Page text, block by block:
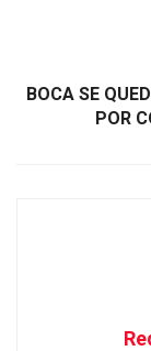
BOCA SE
POR